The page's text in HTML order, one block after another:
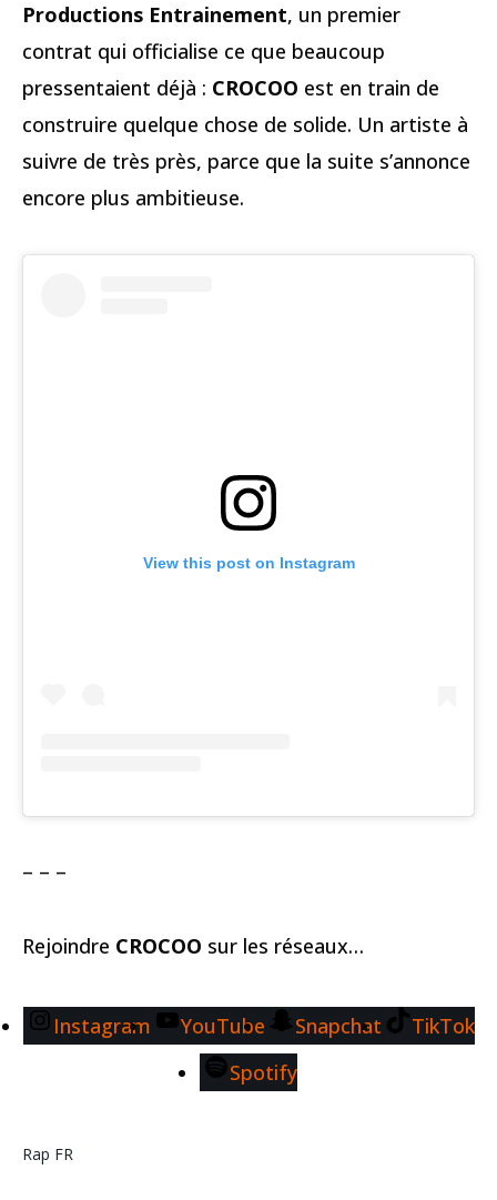
Productions Entrainement, un premier
contrat qui officialise ce que beaucoup
pressentaient déjà : CROCOO est en train de
construire quelque chose de solide. Un artiste à
suivre de très près, parce que la suite s’annonce
encore plus ambitieuse.
View this post on Instagram
– – –
Rejoindre CROCOO sur les réseaux…
Instagram YouTube Snapchat
TikTok
Spotify
Rap FR